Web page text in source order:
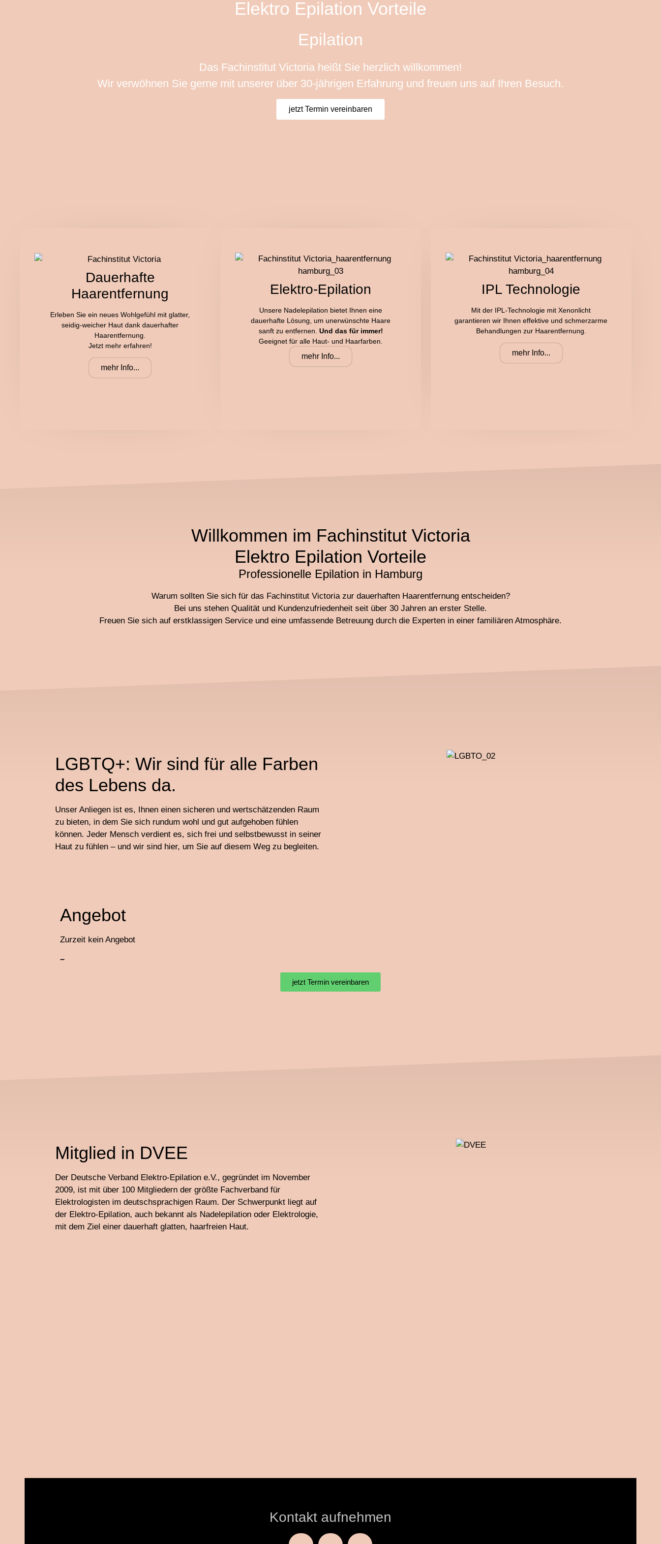
Elektro Epilation Vorteile
Epilation
Das Fachinstitut Victoria heißt Sie herzlich willkommen!
Wir verwöhnen Sie gerne mit unserer über 30-jährigen Erfahrung und freuen uns auf Ihren Besuch.
jetzt Termin vereinbaren
Dauerhafte
Haarentfernung
Erleben Sie ein neues Wohlgefühl mit glatter,
seidig-weicher Haut dank dauerhafter
Haarentfernung.
Jetzt mehr erfahren!
mehr Info...
Elektro-Epilation
Unsere Nadelepilation bietet Ihnen eine
dauerhafte Lösung, um unerwünschte Haare
sanft zu entfernen. Und das für immer!
Geeignet für alle Haut- und Haarfarben.
mehr Info...
IPL Technologie
Mit der IPL-Technologie mit Xenonlicht
garantieren wir Ihnen effektive und schmerzarme
Behandlungen zur Haarentfernung.
mehr Info...
Willkommen im Fachinstitut Victoria
Elektro Epilation Vorteile
Professionelle Epilation in Hamburg
Warum sollten Sie sich für das Fachinstitut Victoria zur dauerhaften Haarentfernung entscheiden?
Bei uns stehen Qualität und Kundenzufriedenheit seit über 30 Jahren an erster Stelle.
Freuen Sie sich auf erstklassigen Service und eine umfassende Betreuung durch die Experten in einer familiären Atmosphäre.
LGBTQ+: Wir sind für alle Farben
des Lebens da.
Unser Anliegen ist es, Ihnen einen sicheren und wertschätzenden Raum
zu bieten, in dem Sie sich rundum wohl und gut aufgehoben fühlen
können. Jeder Mensch verdient es, sich frei und selbstbewusst in seiner
Haut zu fühlen – und wir sind hier, um Sie auf diesem Weg zu begleiten.
Angebot
Zurzeit kein Angebot
–
jetzt Termin vereinbaren
Mitglied in DVEE
Der Deutsche Verband Elektro-Epilation e.V., gegründet im November
2009, ist mit über 100 Mitgliedern der größte Fachverband für
Elektrologisten im deutschsprachigen Raum. Der Schwerpunkt liegt auf
der Elektro-Epilation, auch bekannt als Nadelepilation oder Elektrologie,
mit dem Ziel einer dauerhaft glatten, haarfreien Haut.
Kontakt aufnehmen